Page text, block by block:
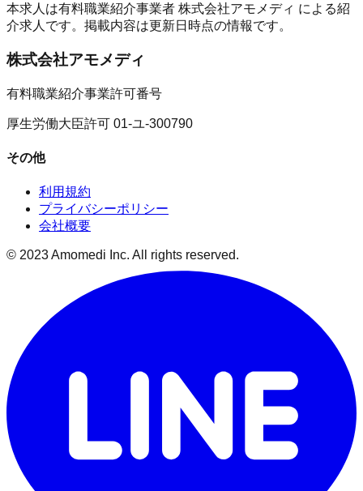
本求人は有料職業紹介事業者 株式会社アモメディ による紹
介求人です。掲載内容は更新日時点の情報です。
株式会社アモメディ
有料職業紹介事業許可番号
厚生労働大臣許可 01-ユ-300790
その他
利用規約
プライバシーポリシー
会社概要
© 2023 Amomedi Inc. All rights reserved.